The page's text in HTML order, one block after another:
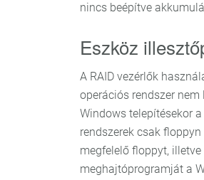
nincs beépítve
Eszköz
A RAID vezérlők
operációs rendszer
Windows telepítésekor
rendszerek csak
megfelelő floppyt,
meghajtóprogramját a